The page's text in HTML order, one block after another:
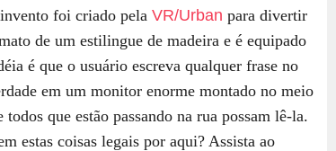
foi criado pela VR/Urban para divertir
de um estilingue de madeira e é equipado
é que o usuário escreva qualquer frase no
em um monitor enorme montado no meio
que estão passando na rua possam lê-la.
estas coisas legais por aqui? Assista ao